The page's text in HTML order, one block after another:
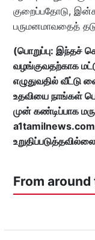
குறைப்பதோடு,
பருமனமாவதைத்
(பொறுப்பு: இந்தச்
வழங்குவதற்காக
எழுதுவதில் வீட்டு
உதவியை நாங்கள்
முன் கண்டிப்பாக
From